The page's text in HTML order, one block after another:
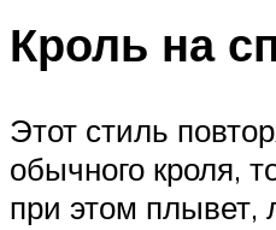
Кроль на
Этот стиль
обычного кроля,
при этом плывет,